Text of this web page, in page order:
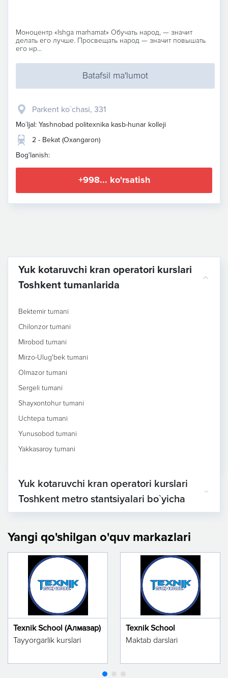
Моноцентр «Ishga marhamat» Обучать народ, — значит
делать его лучше. Просвещать народ — значит повышать
его нр...
Batafsil ma'lumot
Parkent ko`chasi, 331
Mo`ljal: Yashnobad politexnika kasb-hunar kolleji
2 - Bekat (Oxangaron)
Bog'lanish:
+998... ko'rsatish
Yuk kotaruvchi kran operatori kurslari
Toshkent tumanlarida
Bektemir tumani
Chilonzor tumani
Mirobod tumani
Mirzo-Ulug'bek tumani
Olmazor tumani
Sergeli tumani
Shayxontohur tumani
Uchtepa tumani
Yunusobod tumani
Yakkasaroy tumani
Yuk kotaruvchi kran operatori kurslari
Toshkent metro stantsiyalari bo`yicha
Yangi qo'shilgan o'quv markazlari
Texnik School (Алмазар)
Tayyorgarlik kurslari
Texnik School
Maktab darslari